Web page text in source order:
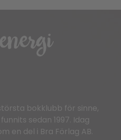
bokklubb för sinne,
sedan 1997. Idag
en del i Bra Förlag AB.